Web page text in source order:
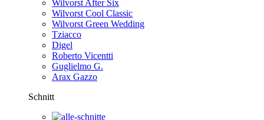
Wilvorst After Six
Wilvorst Cool Classic
Wilvorst Green Wedding
Tziacco
Digel
Roberto Vicentti
Guglielmo G.
Arax Gazzo
Schnitt